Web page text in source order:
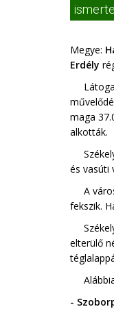
Megye:
Erdély
maga
alkották.
és vasúti
A
fekszik.
elterülő
-